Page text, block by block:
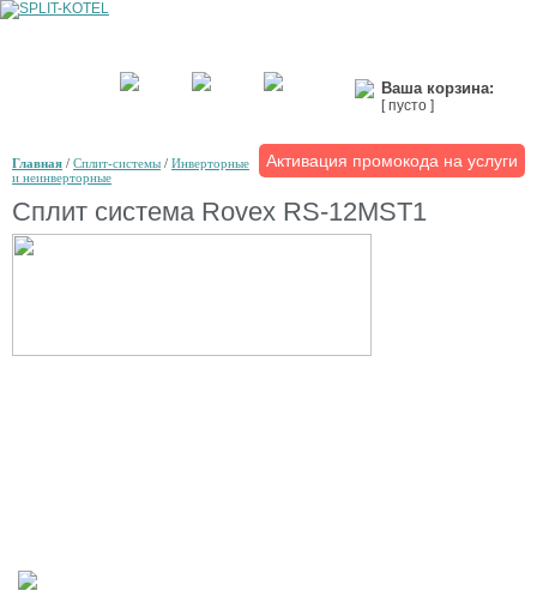
Ваша корзина:
[ пусто ]
Активация промокода на услуги
Главная / Сплит-системы / Инверторные
и неинверторные
Сплит система Rovex RS-12MST1